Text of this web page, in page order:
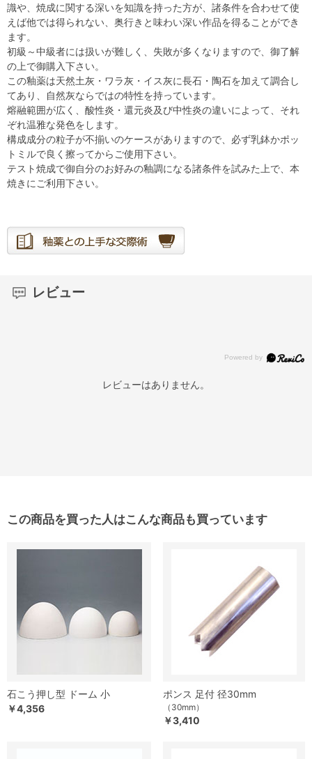
識や、焼成に関する深いを知識を持った方が、諸条件を合わせて使
えば他では得られない、奥行きと味わい深い作品を得ることができ
ます。
初級～中級者には扱いが難しく、失敗が多くなりますので、御了解
の上で御購入下さい。
この釉薬は天然土灰・ワラ灰・イス灰に長石・陶石を加えて調合し
てあり、自然灰ならではの特性を持っています。
熔融範囲が広く、酸性炎・還元炎及び中性炎の違いによって、それ
ぞれ温雅な発色をします。
構成成分の粒子が不揃いのケースがありますので、必ず乳鉢かポッ
トミルで良く擦ってからご使用下さい。
テスト焼成で御自分のお好みの釉調になる諸条件を試みた上で、本
焼きにご利用下さい。
レビュー
レビューはありません。
この商品を買った人はこんな商品も買っています
石こう押し型 ドーム 小
￥4,356
ポンス 足付 径30mm
（30mm）
￥3,410